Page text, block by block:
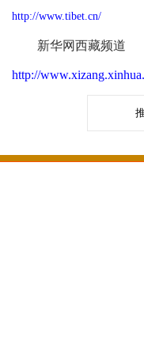
http://www.tibet.cn/
新华网西藏频道
http://